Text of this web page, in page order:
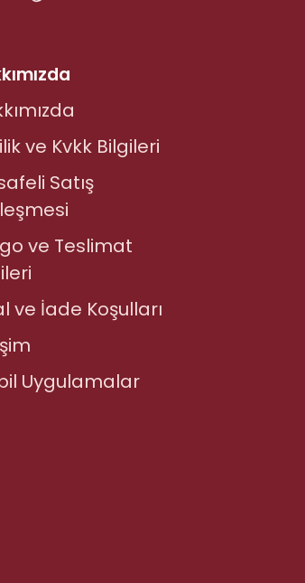
ve Kvkk Bilgileri
Satış
ve Teslimat
ve İade Koşulları
Uygulamalar